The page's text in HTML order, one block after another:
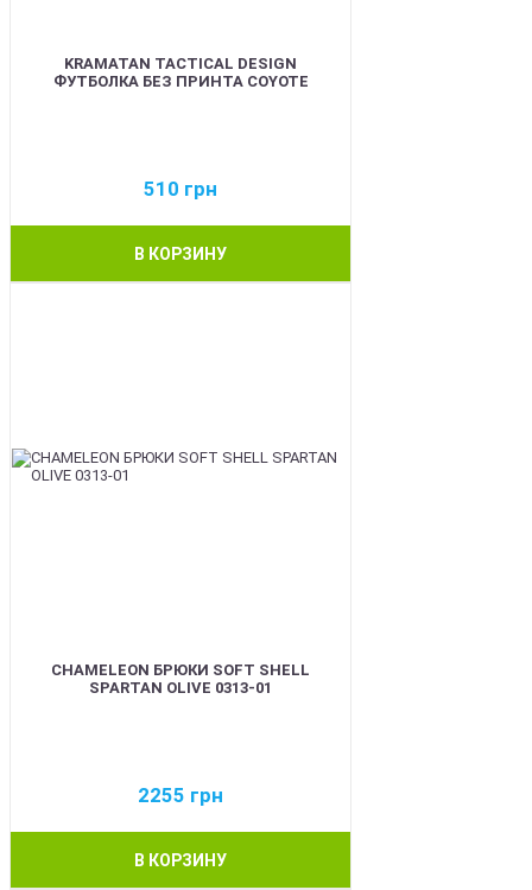
KRAMATAN TACTICAL DESIGN
ФУТБОЛКА БЕЗ ПРИНТА COYOTE
510 грн
В КОРЗИНУ
CHAMELEON БРЮКИ SOFT SHELL
SPARTAN OLIVE 0313-01
2255 грн
В КОРЗИНУ